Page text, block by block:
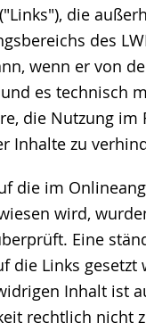
die
des
wenn er von
es technisch
die Nutzung im
Inhalte zu
die im
wird,
Eine
die Links gesetzt
Inhalt ist
rechtlich nicht